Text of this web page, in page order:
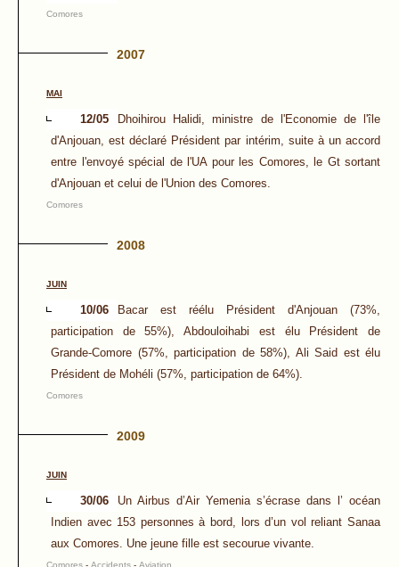
Comores
2007
MAI
12/05
Dhoihirou Halidi, ministre de l'Economie de l'île
d'Anjouan, est déclaré Président par intérim, suite à un accord
entre l'envoyé spécial de l'UA pour les Comores, le Gt sortant
d'Anjouan et celui de l'Union des Comores.
Comores
2008
JUIN
10/06
Bacar est réélu Président d'Anjouan (73%,
participation de 55%), Abdouloihabi est élu Président de
Grande-Comore (57%, participation de 58%), Ali Said est élu
Président de Mohéli (57%, participation de 64%).
Comores
2009
JUIN
30/06
Un Airbus d’Air Yemenia s’écrase dans l’ océan
Indien avec 153 personnes à bord, lors d’un vol reliant Sanaa
aux Comores. Une jeune fille est secourue vivante.
Comores - Accidents - Aviation